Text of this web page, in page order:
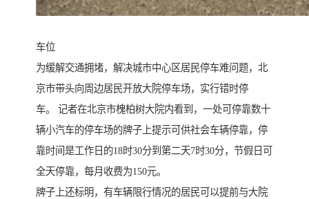
车位
为缓解交通拥堵，解决城市中心区居民停车难问题，北
京市带头向周边居民开放大院停车场，实行错时停
车。 记者在北京市槐柏树大院内看到，一处可停靠数十
辆小汽车的停车场的牌子上提示可供社会车辆停靠，停
靠时间是工作日的18时30分到第二天7时30分，节假日可
全天停靠，每月收费为150元。
牌子上还标明，有车辆限行情况的居民可以提前与大院